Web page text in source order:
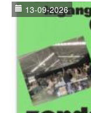
13-09-2026